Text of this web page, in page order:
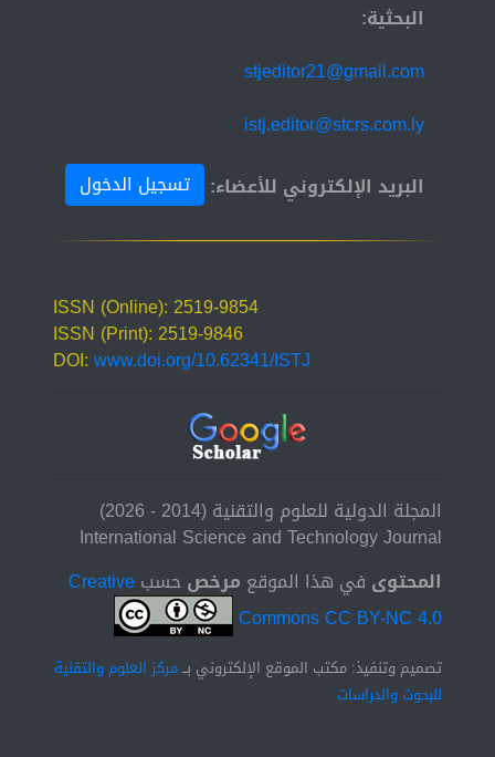
البحثية:
stjeditor21@gmail.com
istj.editor@stcrs.com.ly
البريد الإلكتروني للأعضاء:
تسجيل الدخول
ISSN (Online): 2519-9854
ISSN (Print): 2519-9846
DOI:www.doi.org/10.62341/ISTJ
المجلة الدولية للعلوم والتقنية (2014 - 2026)
International Science and Technology Journal
المحتوى في هذا الموقع مرخصحسبCreative
Commons CC BY-NC 4.0
تصميم وتنفيذ: مكتب الموقع الإلكتروني بــمركز العلوم والتقنية
للبحوث والدراسات